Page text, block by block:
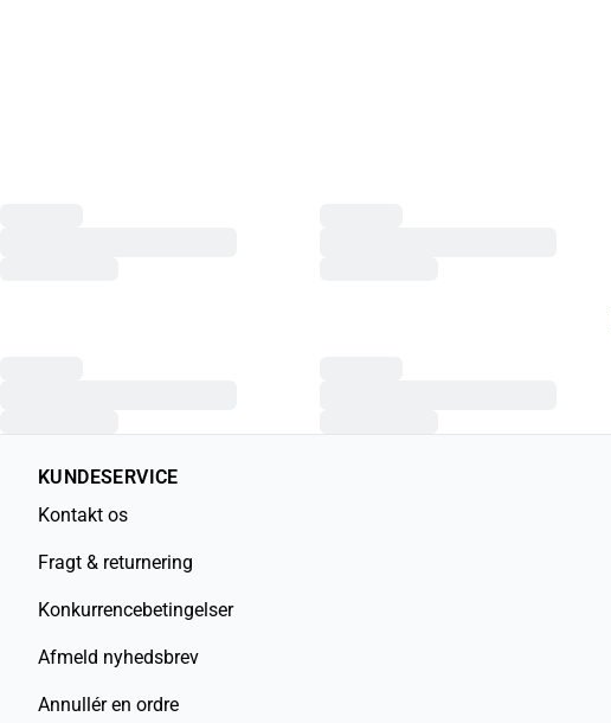
KUNDESERVICE
Kontakt os
Fragt & returnering
Konkurrencebetingelser
Afmeld nyhedsbrev
Annullér en ordre